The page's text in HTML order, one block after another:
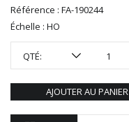
PECO
PG mini
PIKO
PN SUD MODELISME
PRINCE AUGUST
R37
Référence : FA-190244
Échelle : HO
QTÉ:
AJOUTER AU PANIER